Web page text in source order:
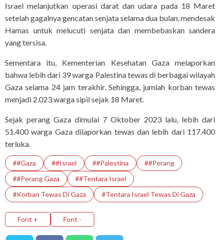
Israel melanjutkan operasi darat dan udara pada 18 Maret
setelah gagalnya gencatan senjata selama dua bulan, mendesak
Hamas untuk melucuti senjata dan membebaskan sandera
yang tersisa.
Sementara itu, Kementerian Kesehatan Gaza melaporkan
bahwa lebih dari 39 warga Palestina tewas di berbagai wilayah
Gaza selama 24 jam terakhir. Sehingga, jumlah korban tewas
menjadi 2.023 warga sipil sejak 18 Maret.
Sejak perang Gaza dimulai 7 Oktober 2023 lalu, lebih dari
51.400 warga Gaza dilaporkan tewas dan lebih dari 117.400
terluka.
##Gaza ##Israel ##Palestina
##Perang
##Perang Gaza
##Tentara Israel
#Korban Tewas Di Gaza
#Tentara Israel Tewas Di Gaza
Font + Font -